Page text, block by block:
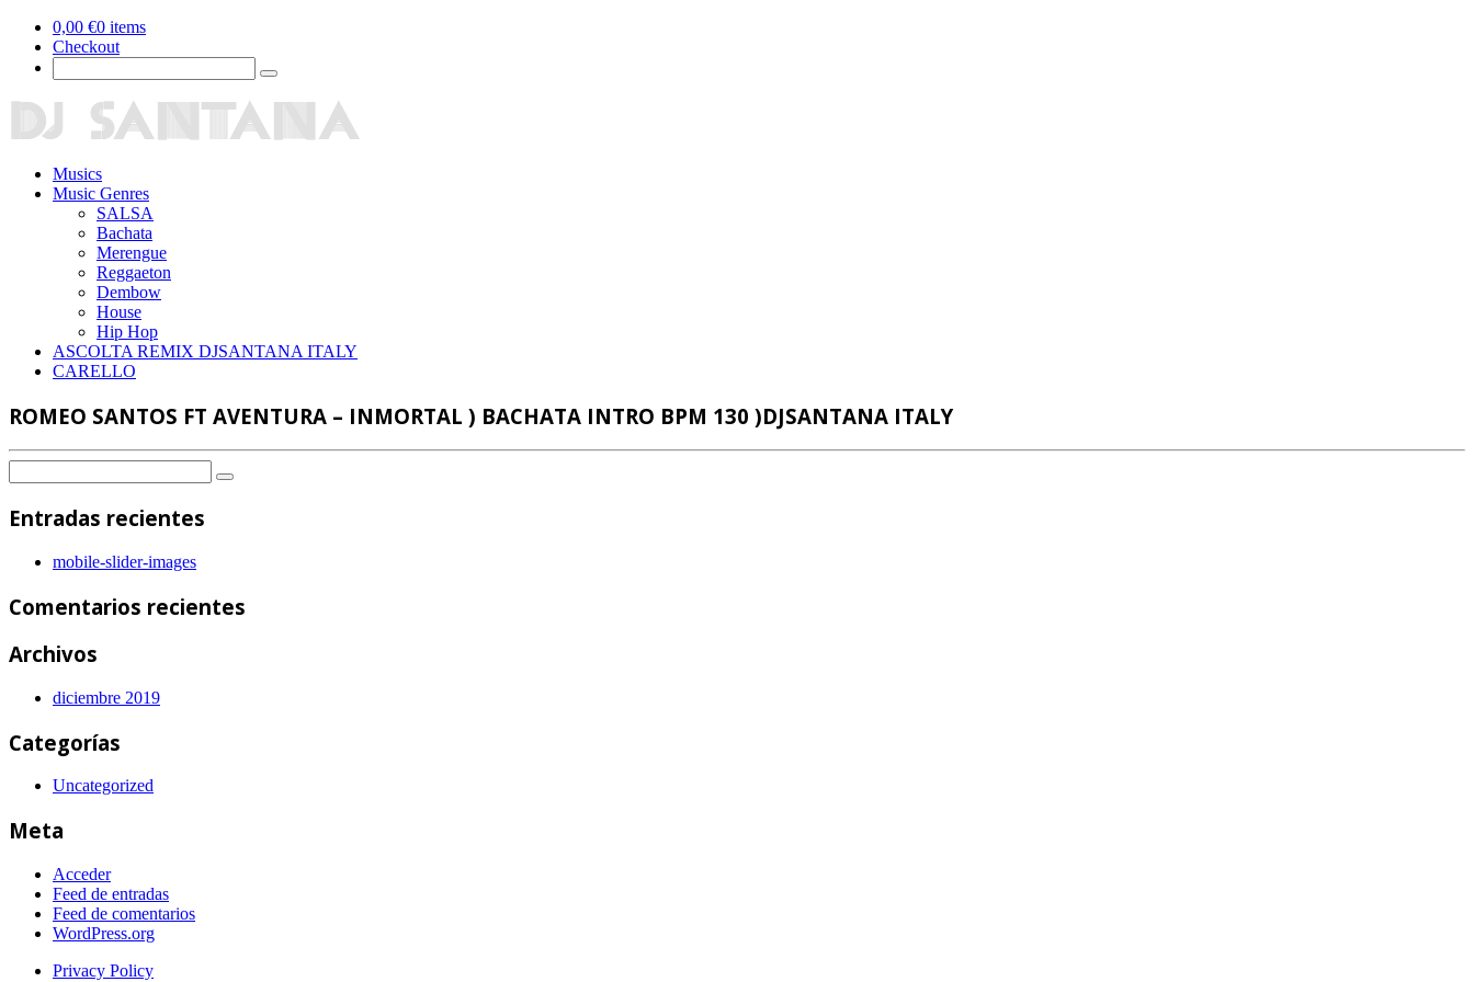
0,00 €0 items
Checkout
Musics
Music Genres
SALSA
Bachata
Merengue
Reggaeton
Dembow
House
Hip Hop
ASCOLTA REMIX DJSANTANA ITALY
CARELLO
ROMEO SANTOS FT AVENTURA – INMORTAL ) BACHATA INTRO BPM 130 )DJSANTANA ITALY
Entradas recientes
mobile-slider-images
Comentarios recientes
Archivos
diciembre 2019
Categorías
Uncategorized
Meta
Acceder
Feed de entradas
Feed de comentarios
WordPress.org
Privacy Policy